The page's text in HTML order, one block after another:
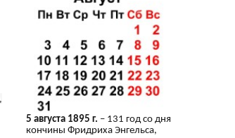
5 августа 1895 г. – 131 год со дня
кончины Фридриха Энгельса,